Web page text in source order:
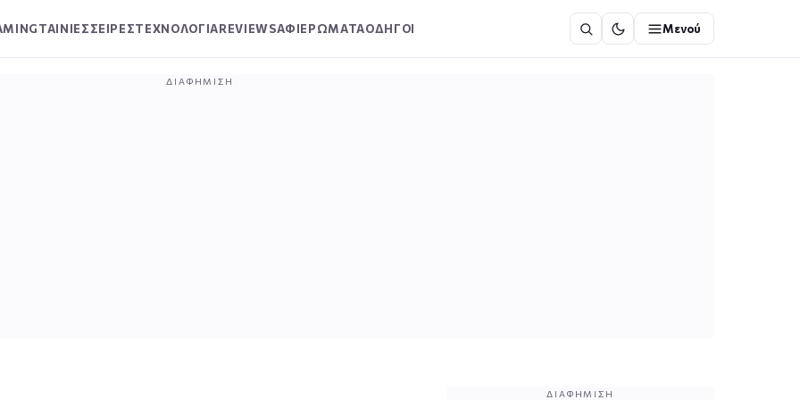
ΤΑΙΝΙΕΣΣΕΙΡΕΣΤΕΧΝΟΛΟΓΙΑREVIEWSΑΦΙΕΡΩΜΑΤΑΟΔΗΓΟΙ Μενού
ΔΙΑΦΉΜΙΣΗ
ΔΙΑΦΉΜΙΣΗ